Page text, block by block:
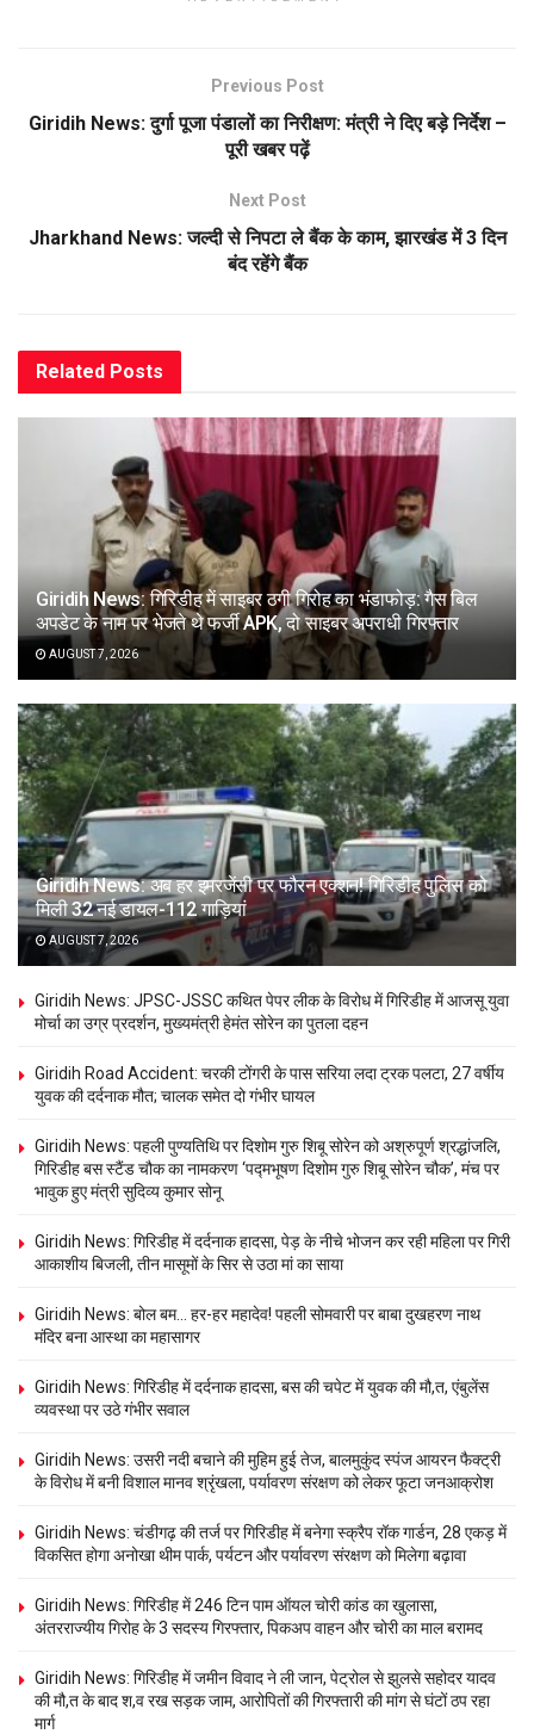
Previous Post
Giridih News: दुर्गा पूजा पंडालों का निरीक्षण: मंत्री ने दिए बड़े निर्देश –
पूरी खबर पढ़ें
Next Post
Jharkhand News: जल्दी से निपटा ले बैंक के काम, झारखंड में 3 दिन
बंद रहेंगे बैंक
Related Posts
Giridih News: गिरिडीह में साइबर ठगी गिरोह का भंडाफोड़: गैस बिल
अपडेट के नाम पर भेजते थे फर्जी APK, दो साइबर अपराधी गिरफ्तार
AUGUST 7, 2026
Giridih News: अब हर इमरजेंसी पर फौरन एक्शन! गिरिडीह पुलिस को
मिली 32 नई डायल-112 गाड़ियां
AUGUST 7, 2026
Giridih News: JPSC-JSSC कथित पेपर लीक के विरोध में गिरिडीह में आजसू युवा
मोर्चा का उग्र प्रदर्शन, मुख्यमंत्री हेमंत सोरेन का पुतला दहन
Giridih Road Accident: चरकी टोंगरी के पास सरिया लदा ट्रक पलटा, 27 वर्षीय
युवक की दर्दनाक मौत; चालक समेत दो गंभीर घायल
Giridih News: पहली पुण्यतिथि पर दिशोम गुरु शिबू सोरेन को अश्रुपूर्ण श्रद्धांजलि,
गिरिडीह बस स्टैंड चौक का नामकरण ‘पद्मभूषण दिशोम गुरु शिबू सोरेन चौक’, मंच पर
भावुक हुए मंत्री सुदिव्य कुमार सोनू
Giridih News: गिरिडीह में दर्दनाक हादसा, पेड़ के नीचे भोजन कर रही महिला पर गिरी
आकाशीय बिजली, तीन मासूमों के सिर से उठा मां का साया
Giridih News: बोल बम… हर-हर महादेव! पहली सोमवारी पर बाबा दुखहरण नाथ
मंदिर बना आस्था का महासागर
Giridih News: गिरिडीह में दर्दनाक हादसा, बस की चपेट में युवक की मौ,त, एंबुलेंस
व्यवस्था पर उठे गंभीर सवाल
Giridih News: उसरी नदी बचाने की मुहिम हुई तेज, बालमुकुंद स्पंज आयरन फैक्ट्री
के विरोध में बनी विशाल मानव श्रृंखला, पर्यावरण संरक्षण को लेकर फूटा जनआक्रोश
Giridih News: चंडीगढ़ की तर्ज पर गिरिडीह में बनेगा स्क्रैप रॉक गार्डन, 28 एकड़ में
विकसित होगा अनोखा थीम पार्क, पर्यटन और पर्यावरण संरक्षण को मिलेगा बढ़ावा
Giridih News: गिरिडीह में 246 टिन पाम ऑयल चोरी कांड का खुलासा,
अंतरराज्यीय गिरोह के 3 सदस्य गिरफ्तार, पिकअप वाहन और चोरी का माल बरामद
Giridih News: गिरिडीह में जमीन विवाद ने ली जान, पेट्रोल से झुलसे सहोदर यादव
की मौ,त के बाद श,व रख सड़क जाम, आरोपितों की गिरफ्तारी की मांग से घंटों ठप रहा
मार्ग